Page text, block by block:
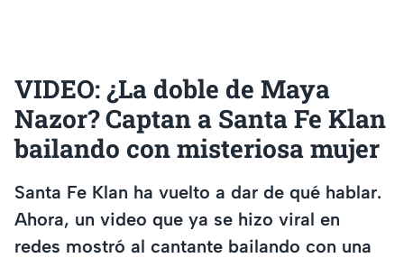
VIDEO: ¿La doble de Maya
Nazor? Captan a Santa Fe Klan
bailando con misteriosa mujer
Santa Fe Klan ha vuelto a dar de qué hablar.
Ahora, un video que ya se hizo viral en
redes mostró al cantante bailando con una